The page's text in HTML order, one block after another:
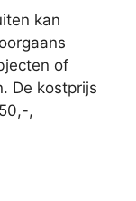
kan
of
De kostprijs
,